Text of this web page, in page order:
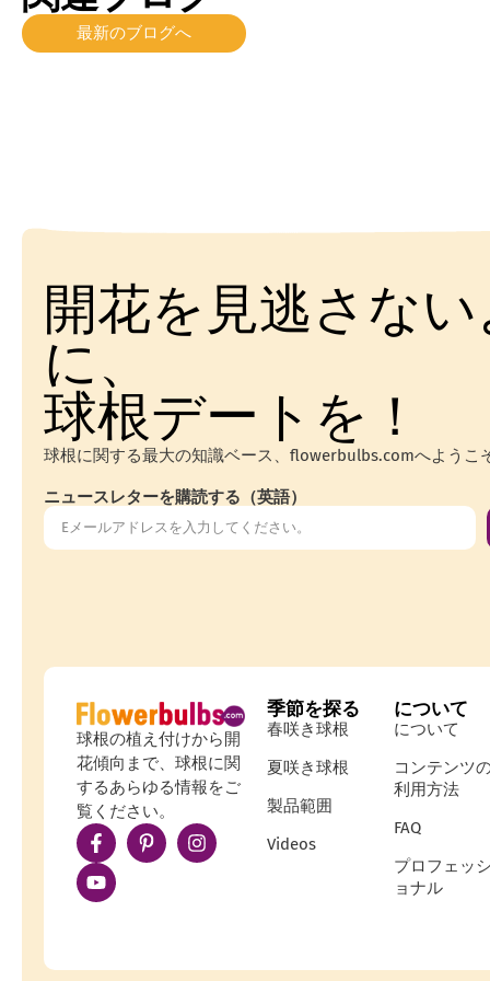
最新のブログへ
開花を見逃さない
に、
球根デートを！
球根に関する最大の知識ベース、flowerbulbs.comへようこ
ニュースレターを購読する（英語）
球根の植え付けから開
花傾向まで、球根に関
するあらゆる情報をご
覧ください。
季節を探る
春咲き球根
夏咲き球根
製品範囲
Videos
について
について
コンテンツ
利用方法
FAQ
プロフェッシ
ョナル